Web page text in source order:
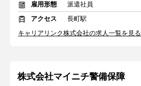
雇用形態
派遣社員
アクセス
長町駅
キャリアリンク株式会社の求人一覧を見る
株式会社マイニチ警備保障